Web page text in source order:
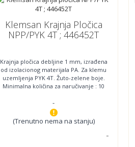
Klemsan Krajnja Pločica
NPP/PYK 4T ; 446452T
Krajnja pločica debljine 1 mm, izrađena
od izolacionog materijala PA. Za klemu
uzemljenja PYK 4T. Žuto-zelene boje.
Minimalna količina za naručivanje : 10
-
(Trenutno nema na stanju)